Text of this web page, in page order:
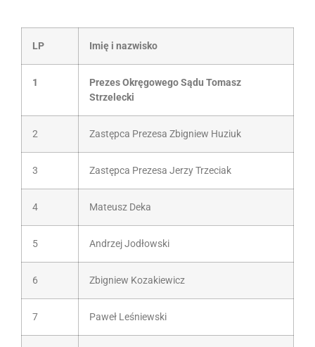
LP Imię i nazwisko
1
Prezes Okręgowego Sądu Tomasz
Strzelecki
2 Zastępca Prezesa Zbigniew Huziuk
3 Zastępca Prezesa Jerzy Trzeciak
4 Mateusz Deka
5 Andrzej Jodłowski
6 Zbigniew Kozakiewicz
7 Paweł Leśniewski